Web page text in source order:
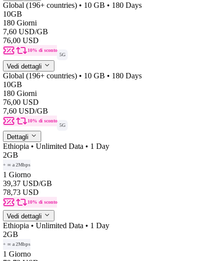
Global (196+ countries) • 10 GB • 180 Days
10GB
180 Giorni
7,60 USD/GB
76,00 USD
10% di sconto
5G
Vedi dettagli
Global (196+ countries) • 10 GB • 180 Days
10GB
180 Giorni
76,00 USD
7,60 USD/GB
10% di sconto
5G
Dettagli
Ethiopia • Unlimited Data • 1 Day
2GB
+ ∞ a 2Mbps
1 Giorno
39,37 USD/GB
78,73 USD
10% di sconto
Vedi dettagli
Ethiopia • Unlimited Data • 1 Day
2GB
+ ∞ a 2Mbps
1 Giorno